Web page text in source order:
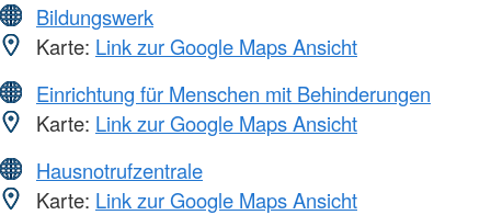
Bildungswerk
Karte: Link zur Google Maps Ansicht
Einrichtung für Menschen mit Behinderungen
Karte: Link zur Google Maps Ansicht
Hausnotrufzentrale
Karte: Link zur Google Maps Ansicht